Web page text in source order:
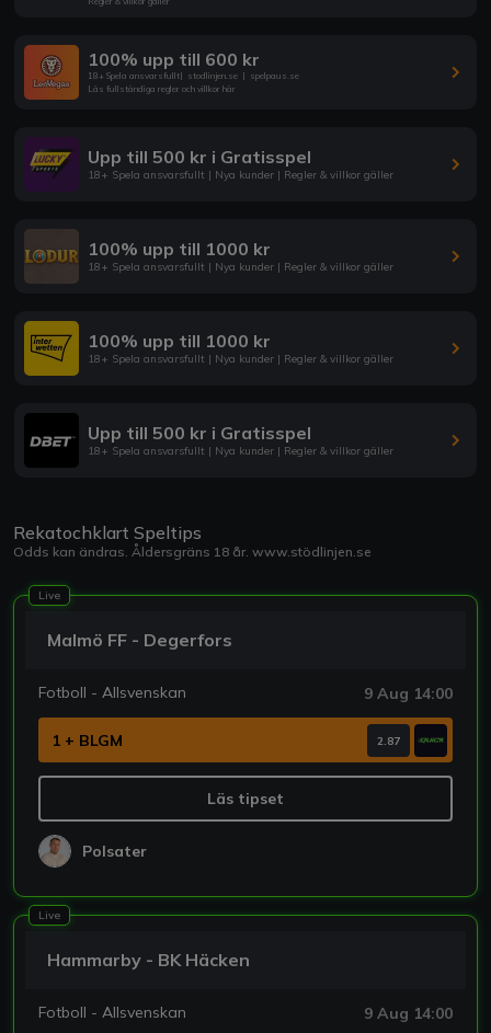
100% upp till 600 kr
18+ Spela ansvarsfullt| stodlinjen.se | spelpaus.se
Läs fullständiga regler och villkor här
Upp till 500 kr i Gratisspel
18+ Spela ansvarsfullt | Nya kunder | Regler & villkor gäller
100% upp till 1000 kr
18+ Spela ansvarsfullt | Nya kunder | Regler & villkor gäller
100% upp till 1000 kr
18+ Spela ansvarsfullt | Nya kunder | Regler & villkor gäller
Upp till 500 kr i Gratisspel
18+ Spela ansvarsfullt | Nya kunder | Regler & villkor gäller
Rekatochklart Speltips
Odds kan ändras. Åldersgräns 18 år. www.stödlinjen.se
Live
Malmö FF - Degerfors
Fotboll - Allsvenskan 9 Aug 14:00
1 + BLGM 2.87
Läs tipset
Polsater
Live
Hammarby - BK Häcken
Fotboll - Allsvenskan 9 Aug 14:00